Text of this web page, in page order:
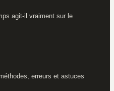
agit-il vraiment sur le
erreurs et astuces